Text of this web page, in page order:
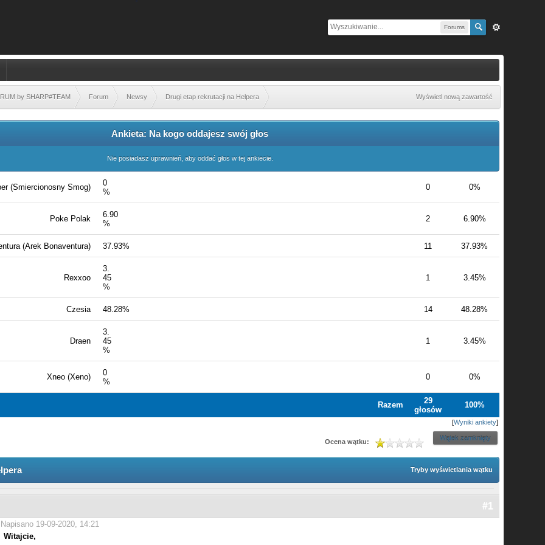
Forums
by SHARP#TEAM Forum Newsy Drugi etap rekrutacji na Helpera Wyświetl nową zawartość
Ankieta: Na kogo oddajesz swój głos
Nie posiadasz uprawnień, aby oddać głos w tej ankiecie.
(Smiercionosny Smog)
0
%
0 0%
Poke Polak
6.90
%
2 6.90%
(Arek Bonaventura) 37.93% 11 37.93%
Rexxoo
3.
45
%
1 3.45%
Czesia 48.28% 14 48.28%
Draen
3.
45
%
1 3.45%
Xneo (Xeno)
0
%
0 0%
Razem
29
głosów
100%
[Wyniki ankiety]
Wątek zamknięty
Ocena wątku:
Tryby wyświetlania wątku
#1
Napisano 19-09-2020, 14:21
Witajcie,